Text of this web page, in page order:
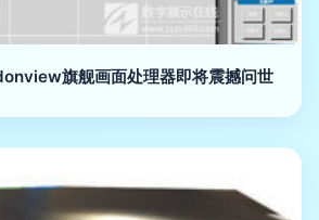
旗舰画面处理器即将震撼问世